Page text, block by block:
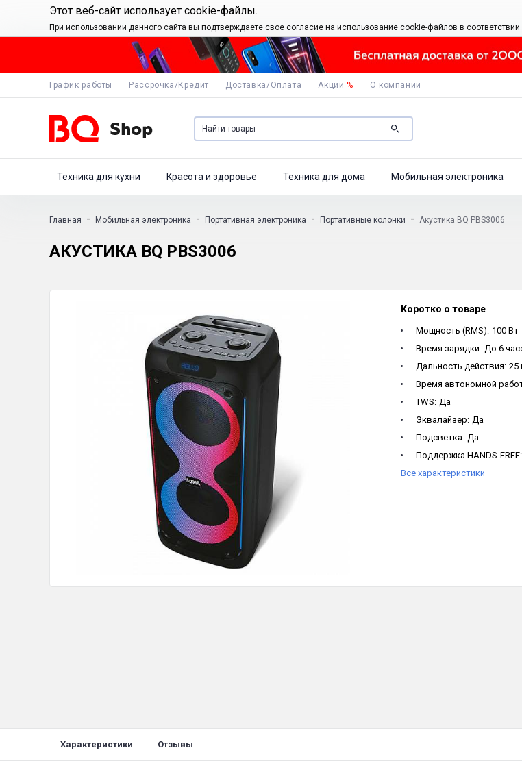
Этот веб-сайт использует cookie-файлы.
При использовании данного сайта вы подтверждаете свое согласие на использование cookie-файлов в
График работы Рассрочка/Кредит Доставка/Оплата Акции % О компании
Техника для кухни Красота и здоровье Техника для дома Мобильная электроника
Главная - Мобильная электроника - Портативная электроника - Портативные колонки - Акустика BQ PBS3006
АКУСТИКА BQ PBS3006
Коротко о товаре
Мощность (RMS): 100 Вт
Время зарядки: До 6
Дальность действия: 25
Время автономной
TWS: Да
Эквалайзер: Да
Подсветка: Да
Поддержка HANDS-FREE:
Влагозащита: Нет
Все характеристики
Характеристики Отзывы